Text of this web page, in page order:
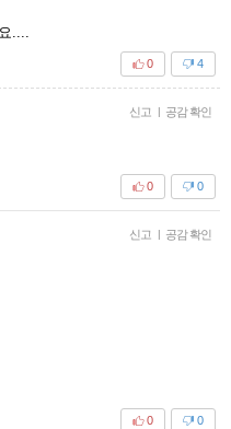
....
4
0
신고 | 공감 확인
0
0
신고 | 공감 확인
0
0